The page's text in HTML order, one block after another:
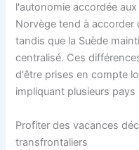
l'autonomie accordée
Norvège tend à accorder
tandis que la Suède
centralisé. Ces
d'être prises en compte
impliquant plusieurs pays
Profiter des vacances
transfrontaliers